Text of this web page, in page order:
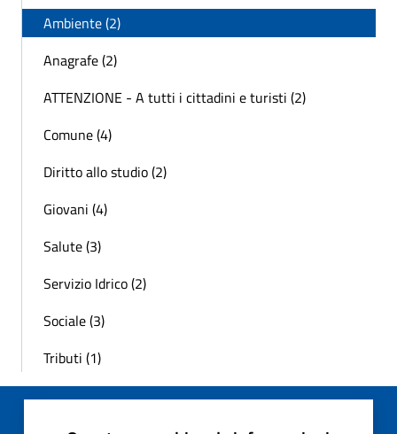
Ambiente (2)
Anagrafe (2)
ATTENZIONE - A tutti i cittadini e turisti (2)
Comune (4)
Diritto allo studio (2)
Giovani (4)
Salute (3)
Servizio Idrico (2)
Sociale (3)
Tributi (1)